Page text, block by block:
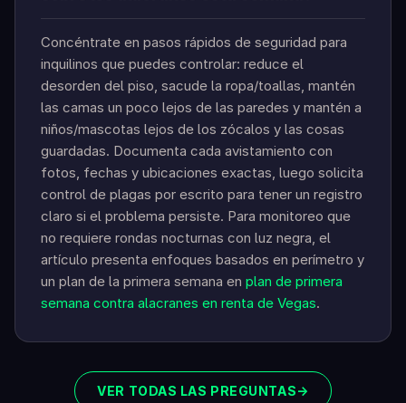
Concéntrate en pasos rápidos de seguridad para
inquilinos que puedes controlar: reduce el
desorden del piso, sacude la ropa/toallas, mantén
las camas un poco lejos de las paredes y mantén a
niños/mascotas lejos de los zócalos y las cosas
guardadas. Documenta cada avistamiento con
fotos, fechas y ubicaciones exactas, luego solicita
control de plagas por escrito para tener un registro
claro si el problema persiste. Para monitoreo que
no requiere rondas nocturnas con luz negra, el
artículo presenta enfoques basados en perímetro y
un plan de la primera semana en plan de primera
semana contra alacranes en renta de Vegas.
VER TODAS LAS PREGUNTAS→